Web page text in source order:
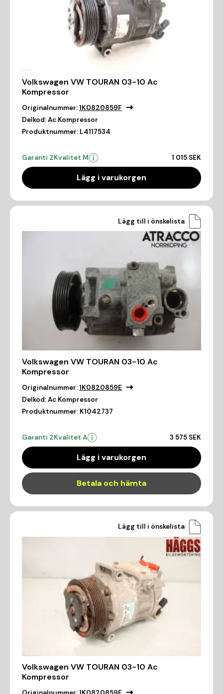
Volkswagen VW TOURAN 03-10 Ac
Kompressor
Originalnummer:1K0820859F
Delkod:Ac Kompressor
Produktnummer: L4117534
Garanti 2Kvalitet M 1 015 SEK
Lägg i varukorgen
Lägg till i önskelista
Volkswagen VW TOURAN 03-10 Ac
Kompressor
Originalnummer:1K0820859E
Delkod:Ac Kompressor
Produktnummer: K1042737
Garanti 2Kvalitet A 3 575 SEK
Lägg i varukorgen
Betala och hämta
Lägg till i önskelista
Volkswagen VW TOURAN 03-10 Ac
Kompressor